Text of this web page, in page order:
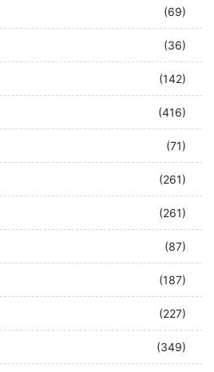
(69)
(36)
(142)
(416)
(71)
(261)
(261)
(87)
(187)
(227)
(349)